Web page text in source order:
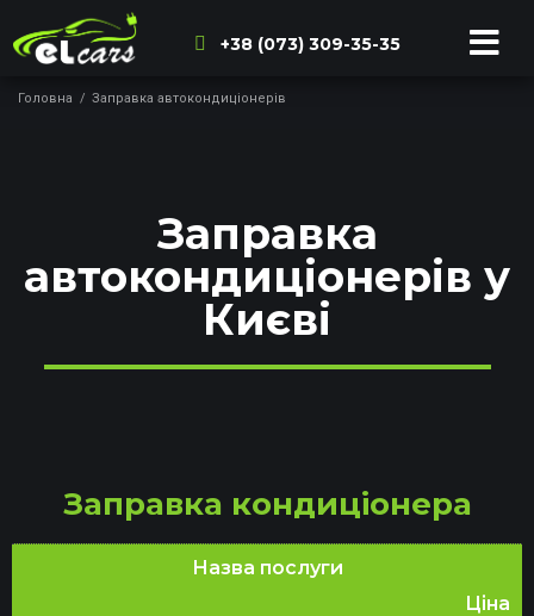
+38 (073) 309-35-35
Головна / Заправка автокондиціонерів
Заправка
автокондиціонерів у
Києві
Заправка кондиціонера
Назва послуги
Ціна